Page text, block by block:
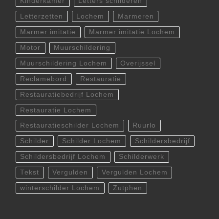
Letterzetten Lochem Marmeren
Marmer imitatie Marmer imitatie Lochem
Motor Muurschildering
Muurschildering Lochem Overijssel
Reclamebord Restauratie
Restauratiebedrijf Lochem
Restauratie Lochem
Restauratieschilder Lochem Ruurlo
Schilder Schilder Lochem Schildersbedrijf
Schildersbedrijf Lochem Schilderwerk
Tekst Vergulden Vergulden Lochem
winterschilder Lochem Zutphen